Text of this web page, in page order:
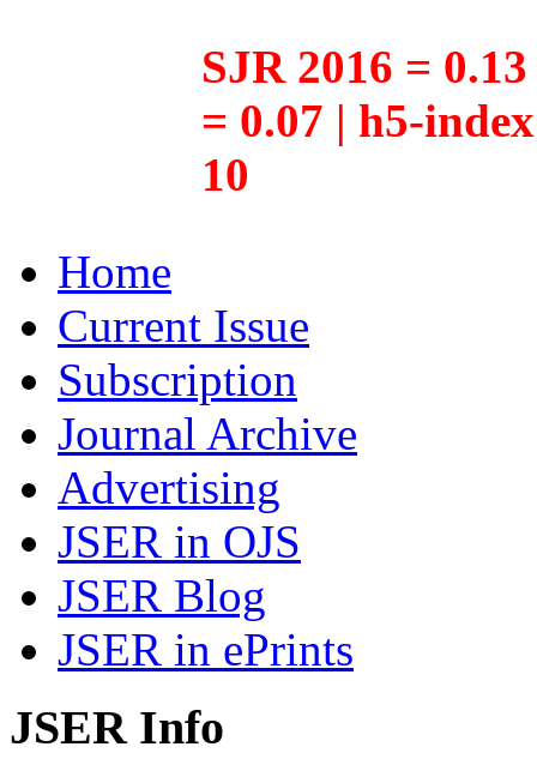
SJR 2016 =
= 0.07 | h5-
10
Home
Current Issue
Subscription
Journal Archive
Advertising
JSER in OJS
JSER Blog
JSER in ePrints
JSER Info